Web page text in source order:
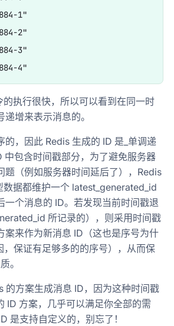
1"
2"
3"
执行很快，所以可以看到在同一时
增来表示消息的。
的，因此 Redis 生成的 ID 是_单调递
中包含时间戳部分，为了避免服务器
题（例如服务器时间延后了），Redis
数据都维护一个 latest_generated_id
一个消息的 ID。若发现当前时间戳退
所记录的），则采用时间戳
案来作为新消息 ID（这也是序号为什
保证有足够多的的序号），从而保
。
的方案生成消息 ID，因为这种时间戳
ID 方案，几乎可以满足你全部的需
是支持自定义的，别忘了！